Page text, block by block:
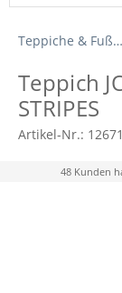
Teppiche & Fußmatten
Teppich
STRIPES
Artikel-Nr.:
48 Kunden